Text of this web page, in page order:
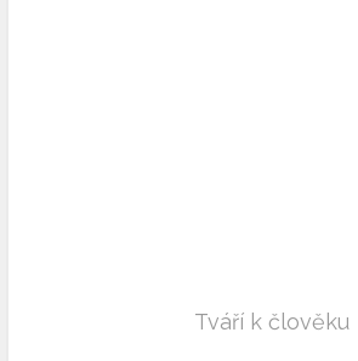
Tváří k člověku